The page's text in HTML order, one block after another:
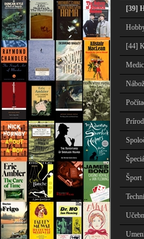
[39]
[44]
Šport